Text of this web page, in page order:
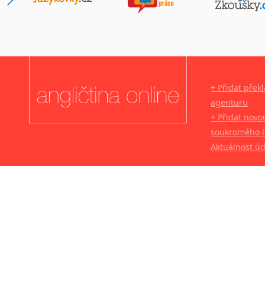
+ Přidat
agenturu
+ Přidat
soukromého
Aktuálnost